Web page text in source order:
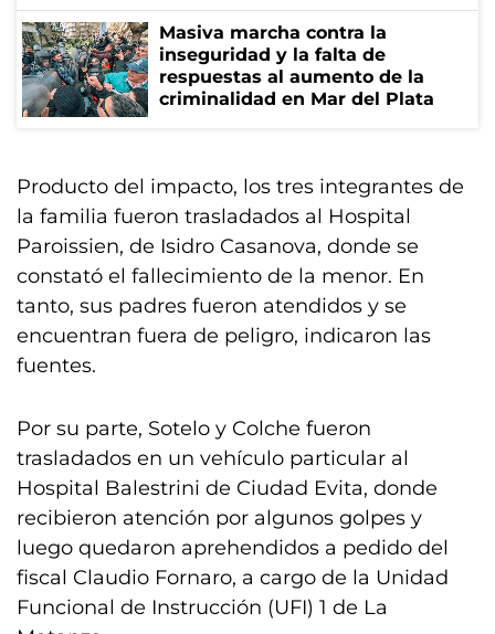
Masiva marcha contra la
inseguridad y la falta de
respuestas al aumento de la
criminalidad en Mar del Plata
Producto del impacto, los tres integrantes de
la familia fueron trasladados al Hospital
Paroissien, de Isidro Casanova, donde se
constató el fallecimiento de la menor. En
tanto, sus padres fueron atendidos y se
encuentran fuera de peligro, indicaron las
fuentes.
Por su parte, Sotelo y Colche fueron
trasladados en un vehículo particular al
Hospital Balestrini de Ciudad Evita, donde
recibieron atención por algunos golpes y
luego quedaron aprehendidos a pedido del
fiscal Claudio Fornaro, a cargo de la Unidad
Funcional de Instrucción (UFI) 1 de La